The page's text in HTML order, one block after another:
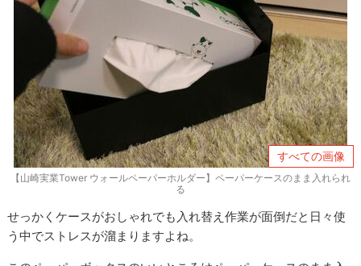
すべての画像
【山崎実業Tower ウォールペーパーホルダー】ペーパーケースのまま入れられ
る
せっかくケースがおしゃれでも入れ替え作業が面倒だと日々使
う中でストレスが溜まりますよね。